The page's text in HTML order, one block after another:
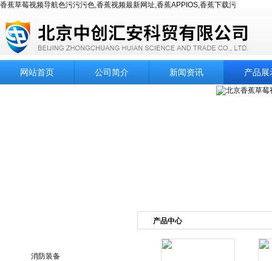
香蕉草莓视频导航色污污污色,香蕉视频最新网址,香蕉APPIOS,香蕉下载污
网站首页 公司简介 新闻资讯 产品展
消防装备
产品中心